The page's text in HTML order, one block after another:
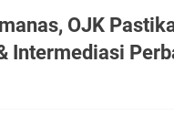
OJK
Intermediasi